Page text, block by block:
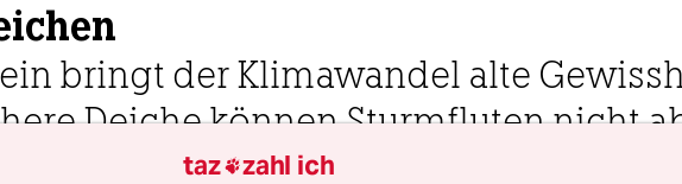
bringt der Klimawandel alte
Deiche können Sturmfluten nicht
taz zahl ich